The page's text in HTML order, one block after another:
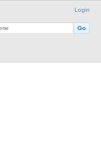
Login